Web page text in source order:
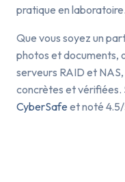
pratique en laboratoire.
Que vous soyez un
photos et documents,
serveurs RAID et
concrètes et
CyberSafe et noté